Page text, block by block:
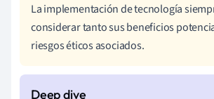
La implementación de tecnología
considerar tanto sus beneficios
riesgos éticos asociados.